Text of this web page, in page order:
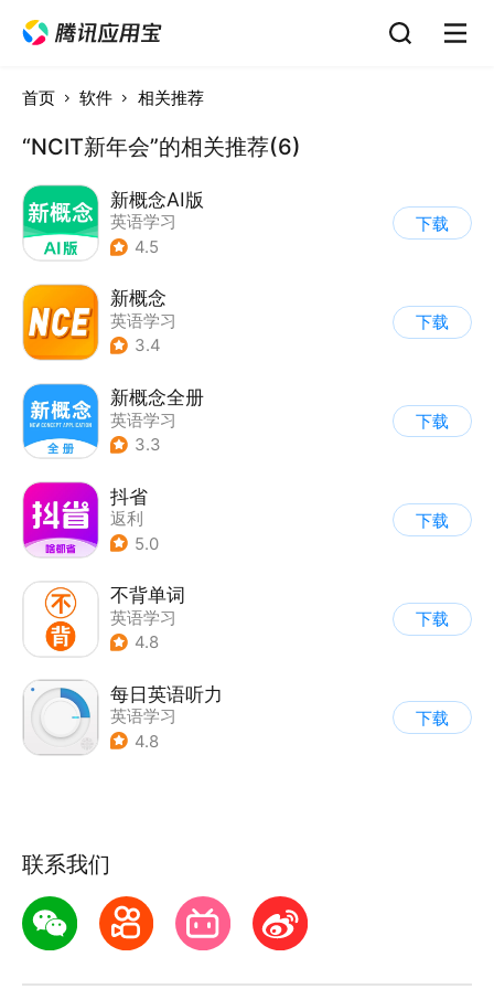
首页 软件 相关推荐
“NCIT新年会”的相关推荐(6)
新概念AI版
英语学习
4.5
下载
新概念
英语学习
3.4
下载
新概念全册
英语学习
3.3
下载
抖省
返利
5.0
下载
不背单词
英语学习
4.8
下载
每日英语听力
英语学习
4.8
下载
联系我们